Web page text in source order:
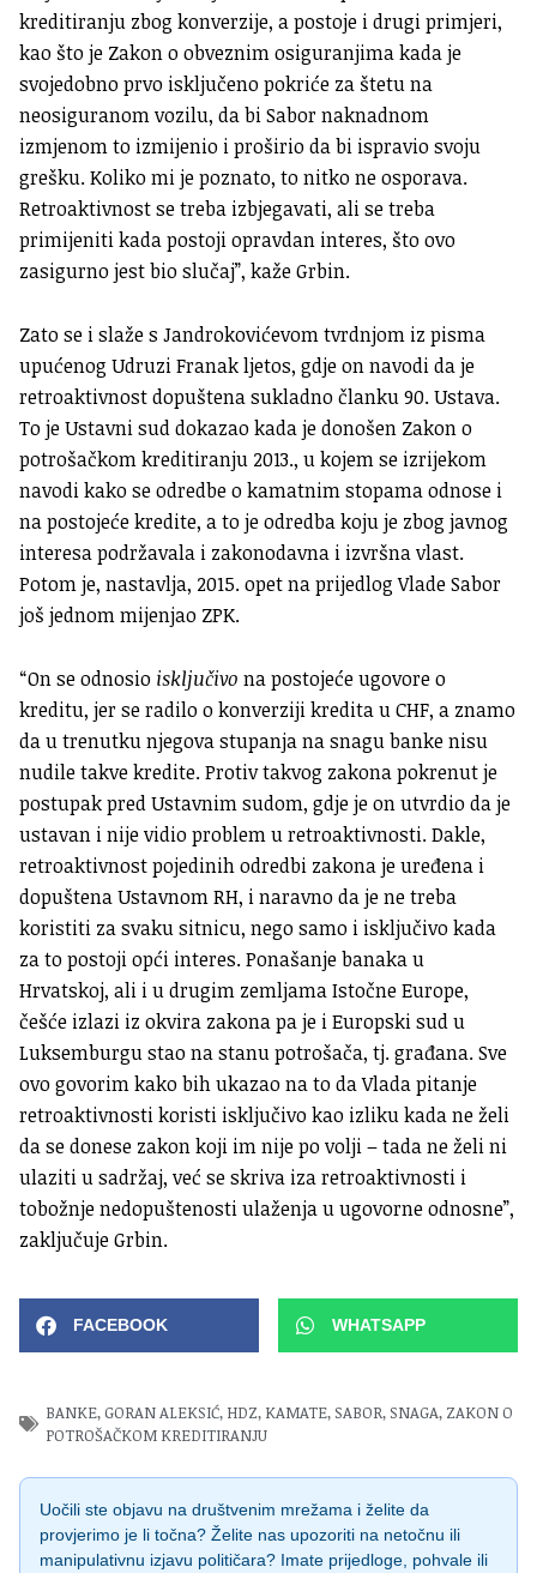
kreditiranju zbog konverzije, a postoje i drugi primjeri,
kao što je Zakon o obveznim osiguranjima kada je
svojedobno prvo isključeno pokriće za štetu na
neosiguranom vozilu, da bi Sabor naknadnom
izmjenom to izmijenio i proširio da bi ispravio svoju
grešku. Koliko mi je poznato, to nitko ne osporava.
Retroaktivnost se treba izbjegavati, ali se treba
primijeniti kada postoji opravdan interes, što ovo
zasigurno jest bio slučaj”, kaže Grbin.
Zato se i slaže s Jandrokovićevom tvrdnjom iz pisma
upućenog Udruzi Franak ljetos, gdje on navodi da je
retroaktivnost dopuštena sukladno članku 90. Ustava.
To je Ustavni sud dokazao kada je donošen Zakon o
potrošačkom kreditiranju 2013., u kojem se izrijekom
navodi kako se odredbe o kamatnim stopama odnose i
na postojeće kredite, a to je odredba koju je zbog javnog
interesa podržavala i zakonodavna i izvršna vlast.
Potom je, nastavlja, 2015. opet na prijedlog Vlade Sabor
još jednom mijenjao ZPK.
“On se odnosio isključivo na postojeće ugovore o
kreditu, jer se radilo o konverziji kredita u CHF, a znamo
da u trenutku njegova stupanja na snagu banke nisu
nudile takve kredite. Protiv takvog zakona pokrenut je
postupak pred Ustavnim sudom, gdje je on utvrdio da je
ustavan i nije vidio problem u retroaktivnosti. Dakle,
retroaktivnost pojedinih odredbi zakona je uređena i
dopuštena Ustavnom RH, i naravno da je ne treba
koristiti za svaku sitnicu, nego samo i isključivo kada
za to postoji opći interes. Ponašanje banaka u
Hrvatskoj, ali i u drugim zemljama Istočne Europe,
češće izlazi iz okvira zakona pa je i Europski sud u
Luksemburgu stao na stanu potrošača, tj. građana. Sve
ovo govorim kako bih ukazao na to da Vlada pitanje
retroaktivnosti koristi isključivo kao izliku kada ne želi
da se donese zakon koji im nije po volji – tada ne želi ni
ulaziti u sadržaj, već se skriva iza retroaktivnosti i
tobožnje nedopuštenosti ulaženja u ugovorne odnosne”,
zaključuje Grbin.
FACEBOOK WHATSAPP
BANKE,GORAN ALEKSIĆ, HDZ, KAMATE, SABOR, SNAGA, ZAKON O
POTROŠAČKOM KREDITIRANJU
Uočili ste objavu na društvenim mrežama i želite da
provjerimo je li točna? Želite nas upozoriti na netočnu ili
manipulativnu izjavu političara? Imate prijedloge, pohvale ili